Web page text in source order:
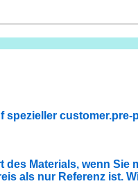
spezieller
Materials, wenn
als nur Referenz ist.